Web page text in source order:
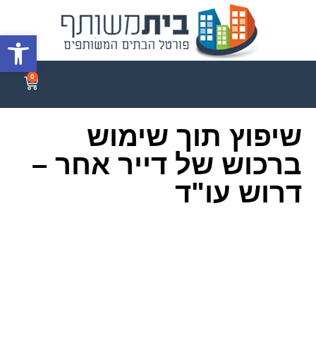
0
שיפוץ תוך שימוש
ברכוש של דייר אחר –
דרוש עו"ד
פתח